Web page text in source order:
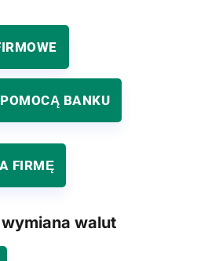
BANKU
FIRMĘ
walut